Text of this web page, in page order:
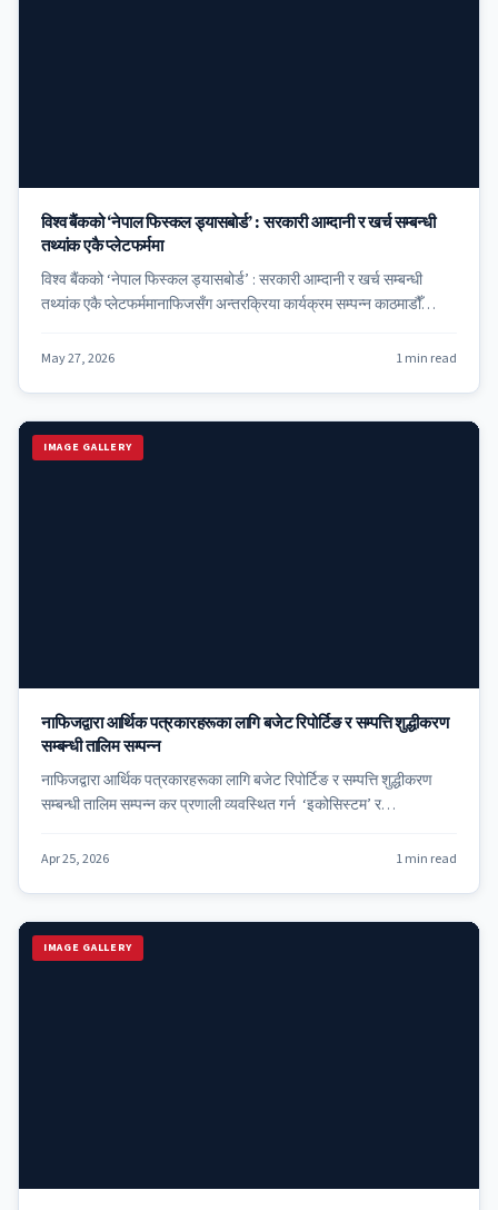
विश्व बैंकको ‘नेपाल फिस्कल ड्यासबोर्ड’ : सरकारी आम्दानी र खर्च सम्बन्धी
तथ्यांक एकै प्लेटफर्ममा
विश्व बैंकको ‘नेपाल फिस्कल ड्यासबोर्ड’ : सरकारी आम्दानी र खर्च सम्बन्धी
तथ्यांक एकै प्लेटफर्ममानाफिजसँग अन्तरक्रिया कार्यक्रम सम्पन्न काठमाडौँ…
May 27, 2026 1 min read
IMAGE GALLERY
नाफिजद्वारा आर्थिक पत्रकारहरूका लागि बजेट रिपोर्टिङ र सम्पत्ति शुद्धीकरण
सम्बन्धी तालिम सम्पन्न
नाफिजद्वारा आर्थिक पत्रकारहरूका लागि बजेट रिपोर्टिङ र सम्पत्ति शुद्धीकरण
सम्बन्धी तालिम सम्पन्न कर प्रणाली व्यवस्थित गर्न ‘इकोसिस्टम’ र…
Apr 25, 2026 1 min read
IMAGE GALLERY